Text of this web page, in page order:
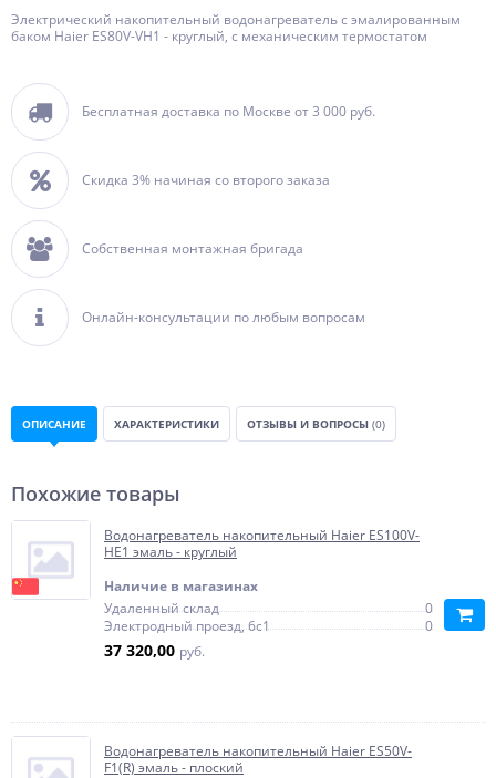
Электрический накопительный водонагреватель с эмалированным
баком Haier ES80V-VH1 - круглый, с механическим термостатом
Бесплатная доставка по Москве от 3 000 руб.
Скидка 3% начиная со второго заказа
Собственная монтажная бригада
Онлайн-консультации по любым вопросам
ОПИСАНИЕ ХАРАКТЕРИСТИКИ ОТЗЫВЫ И ВОПРОСЫ (0)
Похожие товары
Водонагреватель накопительный Haier ES100V-
HE1 эмаль - круглый
Наличие в магазинах
Удаленный склад
0
Электродный проезд, 6с1
0
37 320,00 руб.
Водонагреватель накопительный Haier ES50V-
F1(R) эмаль - плоский